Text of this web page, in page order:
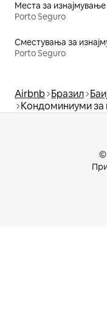
Porto Seguro
Porto Seguro
Airbnb Бразил
Кондоминиуми за
©